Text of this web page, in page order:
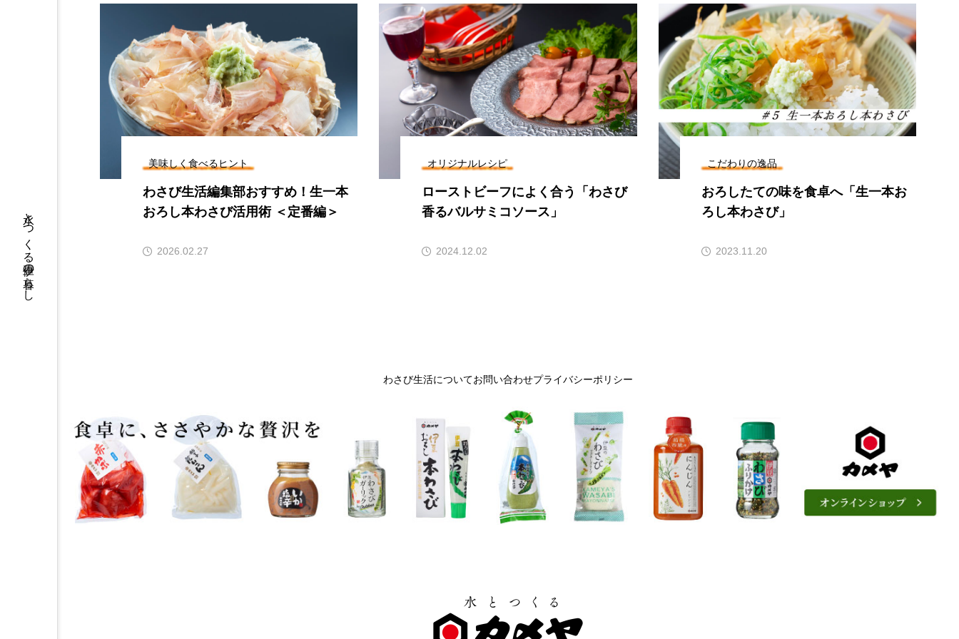
水とつくる伊豆の暮らし
美味しく食べるヒント
わさび生活編集部おすすめ！生一本
おろし本わさび活用術 ＜定番編＞
2026.02.27
オリジナルレシピ
ローストビーフによく合う「わさび
香るバルサミコソース」
2024.12.02
こだわりの逸品
おろしたての味を食卓へ「生一本お
ろし本わさび」
2023.11.20
わさび生活についてお問い合わせプライバシーポリシー